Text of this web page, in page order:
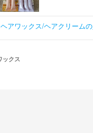
ヘアワックス/ヘアクリーム
ックス